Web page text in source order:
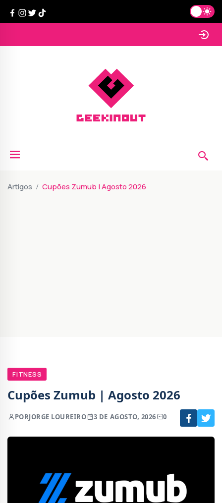
Artigos Cupões Zumub | Agosto 2026
FITNESS
Cupões Zumub | Agosto 2026
PORJORGE LOUREIRO 3 DE AGOSTO, 2026 0